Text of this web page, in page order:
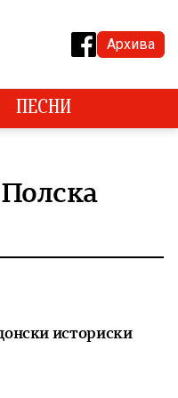
Архива
ПЕСНИ
историски